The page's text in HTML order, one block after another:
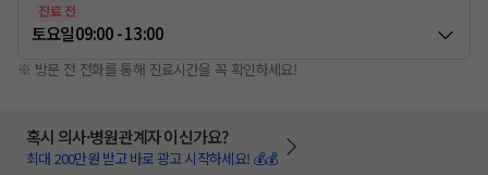
진료 전
토요일09:00 - 13:00
※ 방문 전 전화를 통해 진료시간을 꼭 확인하세요!
혹시 의사·병원관계자 이신가요?
최대 200만원 받고 바로 광고 시작하세요! 💰💰